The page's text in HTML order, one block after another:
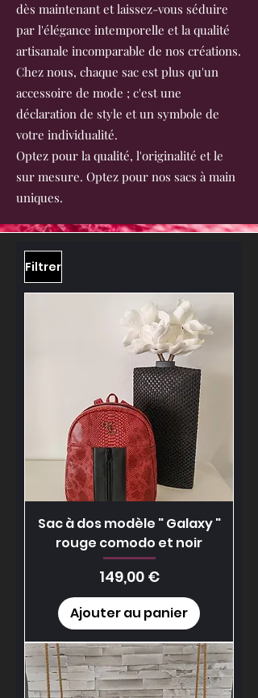
dès maintenant et laissez-vous séduire
par l'élégance intemporelle et la qualité
artisanale incomparable de nos créations.
Chez nous, chaque sac est plus qu'un
accessoire de mode ; c'est une
déclaration de style et un symbole de
votre individualité.
Optez pour la qualité, l'originalité et le
sur mesure. Optez pour nos sacs à main
uniques.
Filtrer
Sac à dos modèle " Galaxy "
rouge comodo et noir
Prix
149,00 €
Ajouter au panier